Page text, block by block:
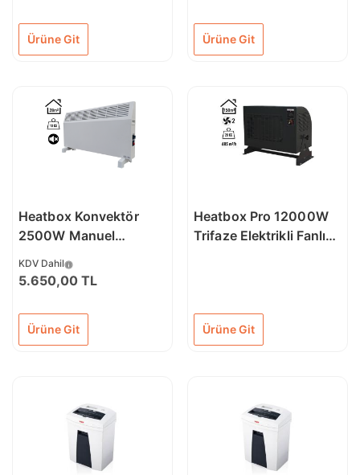
Ürüne Git Ürüne Git
Heatbox Konvektör
2500W Manuel
KDV Dahil
5.650,00 TL
Ürüne Git
Heatbox Pro 12000W
Trifaze Elektrikli Fanlı
Ürüne Git